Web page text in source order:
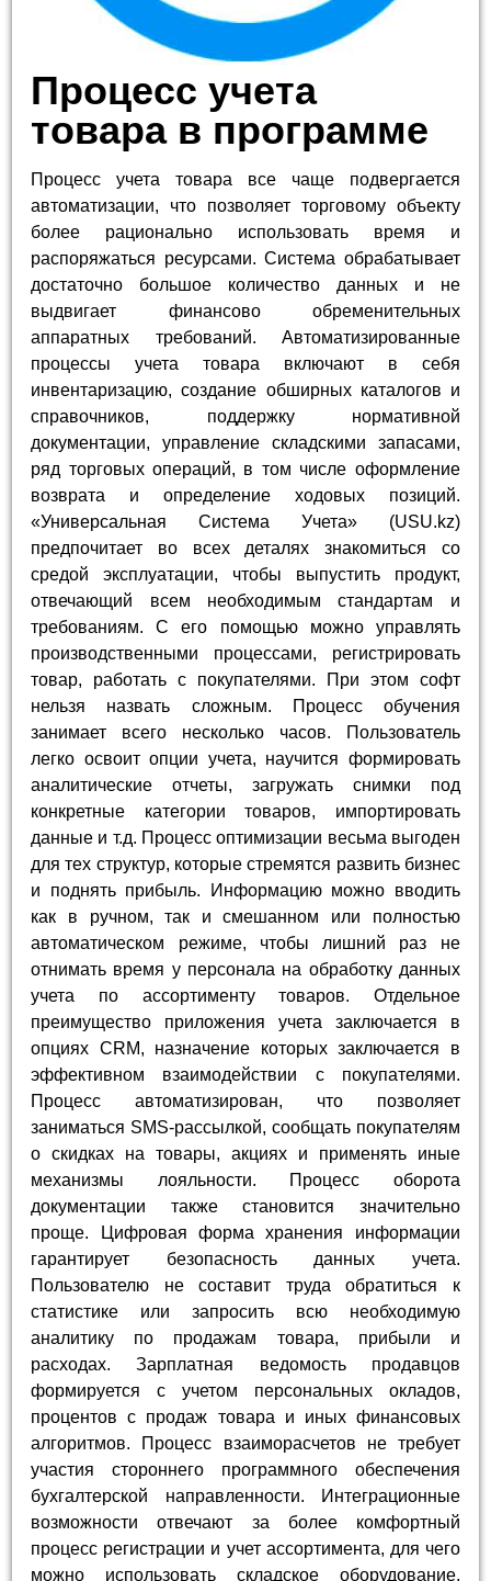
Процесс учета
товара в программе
Процесс учета товара все чаще подвергается
автоматизации, что позволяет торговому объекту
более рационально использовать время и
распоряжаться ресурсами. Система обрабатывает
достаточно большое количество данных и не
выдвигает финансово обременительных
аппаратных требований. Автоматизированные
процессы учета товара включают в себя
инвентаризацию, создание обширных каталогов и
справочников, поддержку нормативной
документации, управление складскими запасами,
ряд торговых операций, в том числе оформление
возврата и определение ходовых позиций.
«Универсальная Система Учета» (USU.kz)
предпочитает во всех деталях знакомиться со
средой эксплуатации, чтобы выпустить продукт,
отвечающий всем необходимым стандартам и
требованиям. С его помощью можно управлять
производственными процессами, регистрировать
товар, работать с покупателями. При этом софт
нельзя назвать сложным. Процесс обучения
занимает всего несколько часов. Пользователь
легко освоит опции учета, научится формировать
аналитические отчеты, загружать снимки под
конкретные категории товаров, импортировать
данные и т.д. Процесс оптимизации весьма выгоден
для тех структур, которые стремятся развить бизнес
и поднять прибыль. Информацию можно вводить
как в ручном, так и смешанном или полностью
автоматическом режиме, чтобы лишний раз не
отнимать время у персонала на обработку данных
учета по ассортименту товаров. Отдельное
преимущество приложения учета заключается в
опциях CRM, назначение которых заключается в
эффективном взаимодействии с покупателями.
Процесс автоматизирован, что позволяет
заниматься SMS-рассылкой, сообщать покупателям
о скидках на товары, акциях и применять иные
механизмы лояльности. Процесс оборота
документации также становится значительно
проще. Цифровая форма хранения информации
гарантирует безопасность данных учета.
Пользователю не составит труда обратиться к
статистике или запросить всю необходимую
аналитику по продажам товара, прибыли и
расходах. Зарплатная ведомость продавцов
формируется с учетом персональных окладов,
процентов с продаж товара и иных финансовых
алгоритмов. Процесс взаиморасчетов не требует
участия стороннего программного обеспечения
бухгалтерской направленности. Интеграционные
возможности отвечают за более комфортный
процесс регистрации и учет ассортимента, для чего
можно использовать складское оборудование,